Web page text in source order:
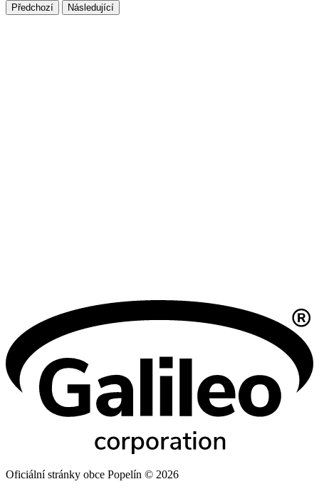
Předchozí Následující
Oficiální stránky obce Popelín © 2026